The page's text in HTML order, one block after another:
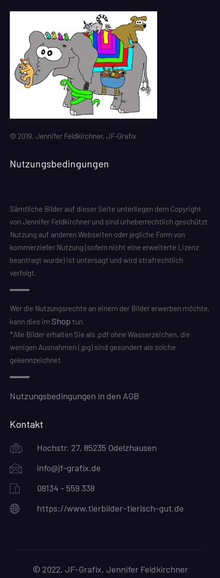
© 2019, Jennifer Feldkirchner, JF-Grafix
Nutzungsbedingungen
Sämtliche Bilder auf dieser Seite unterliegen dem Copyright
von Jennifer Feldkirchner und sind urheberrechtlich geschützt.
Nutzung auf anderen Webseiten oder jegliche Form von
kommerzieller Nutzung (sofern nicht eine erweiterte Lizenz
beantragt wurde) ist untersagt und wird strafrechtlich
verfolgt.
Wer die Nutzungsrechte an einem der Bilder erwerben möchte,
kann dies im Shop tun.
*Alle Bilder erhalten Sie als .pdf ohne Wasserzeichen, die
wenigen Ausnahmen (.jpg) sind gesondert als solche
gekennzeichnet.
Nutzungsbedingungen in den AGB
Kontakt
Hochstr. 27, 85235 Odelzhausen
info@jf-grafix.de
08134 - 559 338
https://www.tierbilder-tierisch-gut.de
© 2022, JF-Grafix, Jennifer Feldkirchner